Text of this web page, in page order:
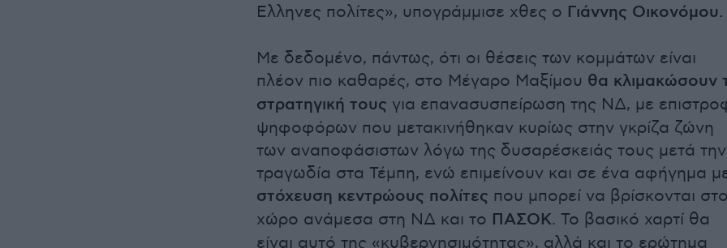
Ελληνες πολίτες», υπογράμμισε χθες ο Γιάννης Οικονόμου.
Με δεδομένο, πάντως, ότι οι θέσεις των κομμάτων είναι
πλέον πιο καθαρές, στο Μέγαρο Μαξίμου θα κλιμακώσουν
στρατηγική τους για επανασυσπείρωση της ΝΔ, με
ψηφοφόρων που μετακινήθηκαν κυρίως στην γκρίζα ζώνη
των αναποφάσιστων λόγω της δυσαρέσκειάς τους μετά την
τραγωδία στα Τέμπη, ενώ επιμείνουν και σε ένα αφήγημα
στόχευση κεντρώους πολίτες που μπορεί να βρίσκονται
χώρο ανάμεσα στη ΝΔ και το ΠΑΣΟΚ. Το βασικό χαρτί θα
είναι αυτό της «κυβερνησιμότητας», αλλά και το ερώτημα